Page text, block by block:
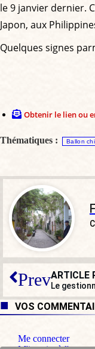
le 9 janvier dernier.
Japon, aux
Quelques signes
Obtenir le lien ou
Thématiques : Ballon
PrevARTICLE
VOS
Me connecter